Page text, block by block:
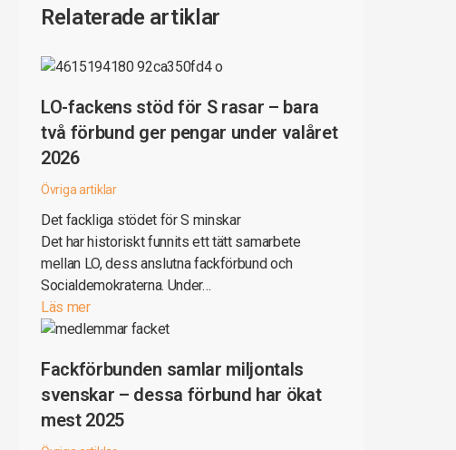
Relaterade artiklar
LO-fackens stöd för S rasar – bara
två förbund ger pengar under valåret
2026
Övriga artiklar
Det fackliga stödet för S minskar
Det har historiskt funnits ett tätt samarbete
mellan LO, dess anslutna fackförbund och
Socialdemokraterna. Under…
Läs mer
Fackförbunden samlar miljontals
svenskar – dessa förbund har ökat
mest 2025